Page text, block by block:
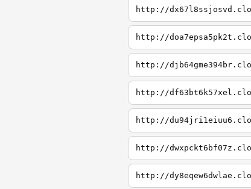
http://
http://
http://
http://
http://
http://
http://